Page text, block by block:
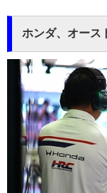
ホンダ、オース